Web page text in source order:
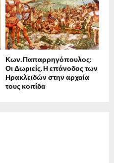
Κων. Παπαρρηγόπουλος:
Οι Δωριείς. Η επάνοδος των
Ηρακλειδών στην αρχαία
τους κοιτίδα